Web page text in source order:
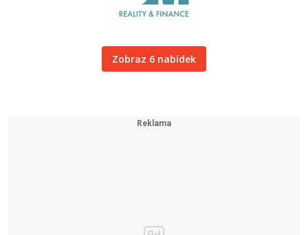
Zobraz 6 nabídek